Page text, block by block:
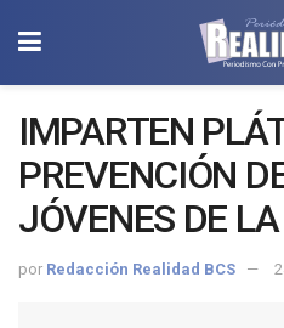
IMPARTEN
PREVENCIÓN
JÓVENES DE
NACIONAL
por Redacción Realidad BCS